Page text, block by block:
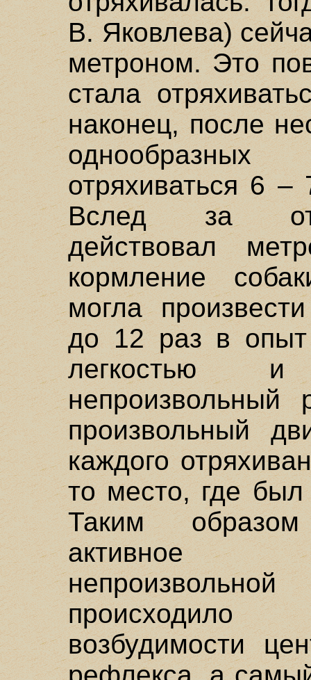
В. Яковлева)
метроном. Это
стала
наконец, после
отряхиваться 6
Вслед за
действовал
кормление
могла
до 12 раз в
легкостью
непроизвольный
произвольный
каждого
то место, где
Таким
активное
возбудимости